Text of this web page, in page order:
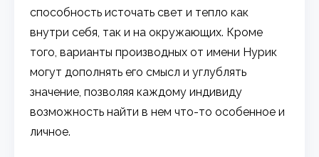
способность источать свет и тепло как
внутри себя, так и на окружающих. Кроме
того, варианты производных от имени Нурик
могут дополнять его смысл и углублять
значение, позволяя каждому индивиду
возможность найти в нем что-то особенное и
личное.